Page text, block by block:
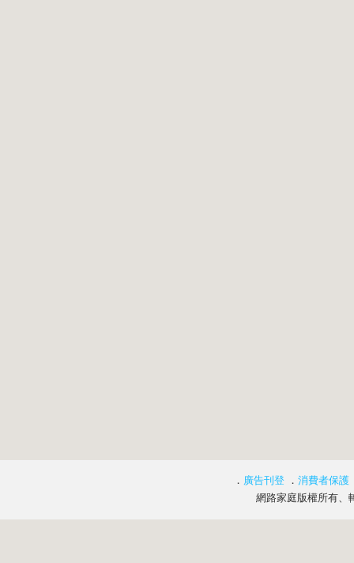
． 廣告刊登 ． 消費者保護
網路家庭版權所有、